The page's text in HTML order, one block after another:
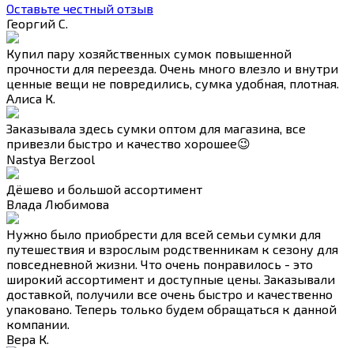
Оставьте честный отзыв
Георгий С.
Купил пару хозяйственных сумок повышенной
прочности для переезда. Очень много влезло и внутри
ценные вещи не повредились, сумка удобная, плотная.
Алиса К.
Заказывала здесь сумки оптом для магазина, все
привезли быстро и качество хорошее😉
Nastya Berzool
Дёшево и большой ассортимент
Влада Любимова
Нужно было приобрести для всей семьи сумки для
путешествия и взрослым родственникам к сезону для
повседневной жизни. Что очень понравилось - это
широкий ассортимент и доступные цены. Заказывали
доставкой, получили все очень быстро и качественно
упаковано. Теперь только будем обращаться к данной
компании.
Вера К.